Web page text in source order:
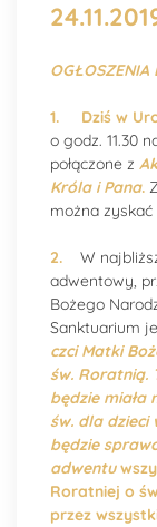
OGŁOSZENIA
1. Dziś w
o godz. 11.30
połączone z
Króla i Pana.
można zyskać
2. W
adwentowy,
Bożego
Sanktuarium
czci Matki
św. Roratnią.
będzie miała
św. dla dzieci
będzie
adwentu
Roratniej o
przez